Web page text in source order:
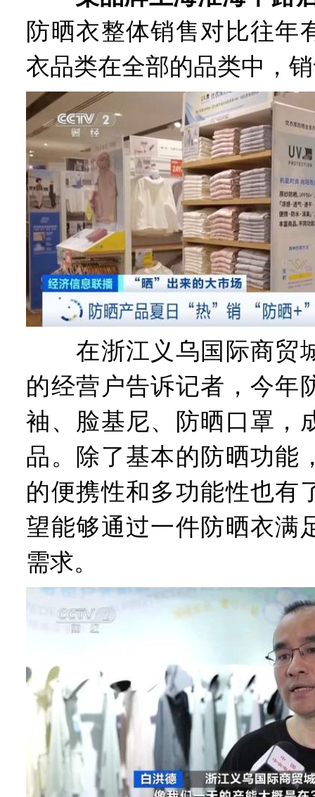
防晒衣整体销售对比往年
衣品类在全部的品类中，
在浙江义乌国际商贸
的经营户告诉记者，今年
袖、脸基尼、防晒口罩，
品。除了基本的防晒功能
的便携性和多功能性也有
望能够通过一件防晒衣满
需求。